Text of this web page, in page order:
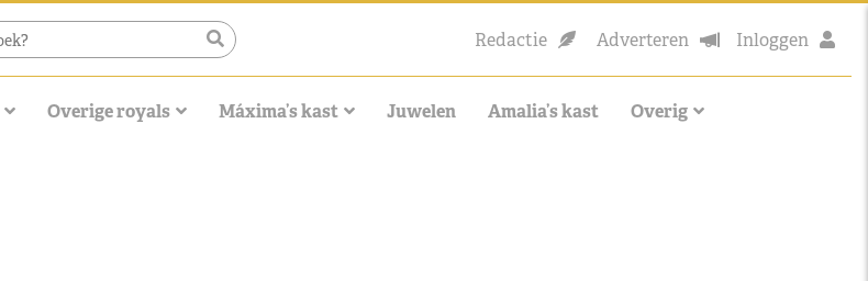
Redactie Adverteren Inloggen
Overige royals Máxima’s kast Juwelen Amalia’s kast Overig